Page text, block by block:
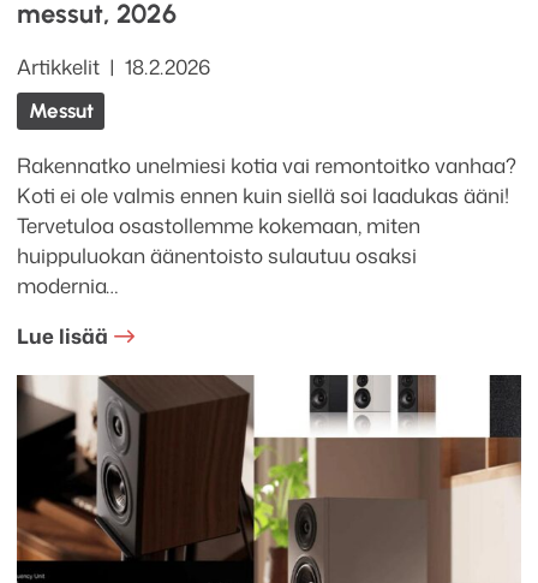
messut, 2026
Kategoriat
Artikkelit Julkaistu
18.2.2026
Tagit
Messut
Rakennatko unelmiesi kotia vai remontoitko vanhaa?
Koti ei ole valmis ennen kuin siellä soi laadukas ääni!
Tervetuloa osastollemme kokemaan, miten
huippuluokan äänentoisto sulautuu osaksi
modernia…
Lue lisää